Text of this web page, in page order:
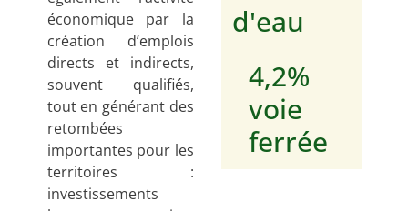
économique par la
création d’emplois
directs et indirects,
souvent qualifiés,
tout en générant des
retombées
importantes pour les
territoires :
investissements
d'eau
4,2%
voie
ferrée